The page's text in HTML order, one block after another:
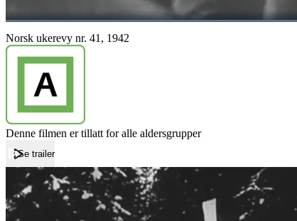
Norsk ukerevy nr. 41, 1942
Denne filmen er tillatt for alle aldersgrupper
Se trailer
Forside
Norsk ukerevy nr. 41, 1942
Norsk ukerevy nr. 41, 1942